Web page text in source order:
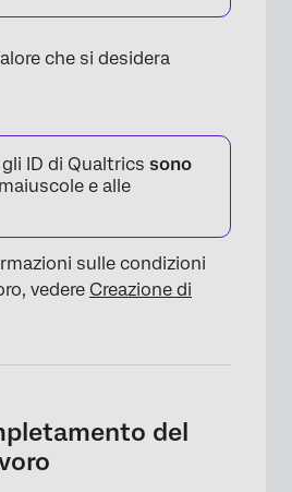
che si desidera
gli ID di Qualtrics sono
e alle
sulle condizioni
vedere Creazione di
del